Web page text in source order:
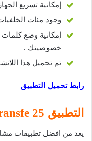
إمكانية تسريع
وجود مئات
إمكانية وضع
خصوصيتك .
تم تحميل هذا اللانشر من 50 إلي 100
رابط تحميل التطبيق
التطبيق 25 SHAREit – Connect & Transfe
يعد من افضل تطبيقات